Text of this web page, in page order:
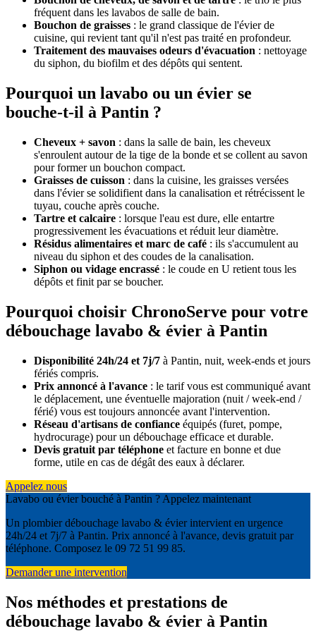
fréquent dans les lavabos de salle de bain.
Bouchon de graisses : le grand classique de l'évier de
cuisine, qui revient tant qu'il n'est pas traité en profondeur.
Traitement des mauvaises odeurs d'évacuation : nettoyage
du siphon, du biofilm et des dépôts qui sentent.
Pourquoi un lavabo ou un évier se
bouche-t-il à Pantin ?
Cheveux + savon : dans la salle de bain, les cheveux
s'enroulent autour de la tige de la bonde et se collent au savon
pour former un bouchon compact.
Graisses de cuisson : dans la cuisine, les graisses versées
dans l'évier se solidifient dans la canalisation et rétrécissent le
tuyau, couche après couche.
Tartre et calcaire : lorsque l'eau est dure, elle entartre
progressivement les évacuations et réduit leur diamètre.
Résidus alimentaires et marc de café : ils s'accumulent au
niveau du siphon et des coudes de la canalisation.
Siphon ou vidage encrassé : le coude en U retient tous les
dépôts et finit par se boucher.
Pourquoi choisir ChronoServe pour votre
débouchage lavabo & évier à Pantin
Disponibilité 24h/24 et 7j/7 à Pantin, nuit, week-ends et jours
fériés compris.
Prix annoncé à l'avance : le tarif vous est communiqué avant
le déplacement, une éventuelle majoration (nuit / week-end /
férié) vous est toujours annoncée avant l'intervention.
Réseau d'artisans de confiance équipés (furet, pompe,
hydrocurage) pour un débouchage efficace et durable.
Devis gratuit par téléphone et facture en bonne et due
forme, utile en cas de dégât des eaux à déclarer.
Appelez nous
Lavabo ou évier bouché à Pantin ? Appelez maintenant
Un plombier débouchage lavabo & évier intervient en urgence
24h/24 et 7j/7 à Pantin. Prix annoncé à l'avance, devis gratuit par
téléphone. Composez le 09 72 51 99 85.
Demander une intervention
Nos méthodes et prestations de
débouchage lavabo & évier à Pantin